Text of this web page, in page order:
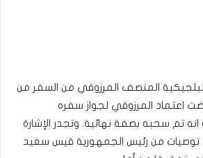
المنصف المرزوقي من السفر من
اعتماد المرزوقي لجواز سفره
تم سحبه بصفة نهائية. وتجدر الإشارة
توصيات من رئيس الجمهورية قيس سعيد